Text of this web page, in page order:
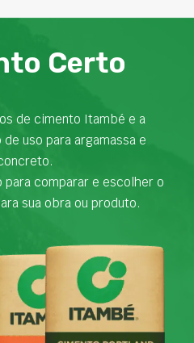
Certo
de cimento Itambé e a
uso para argamassa e
para comparar e escolher o
sua obra ou produto.